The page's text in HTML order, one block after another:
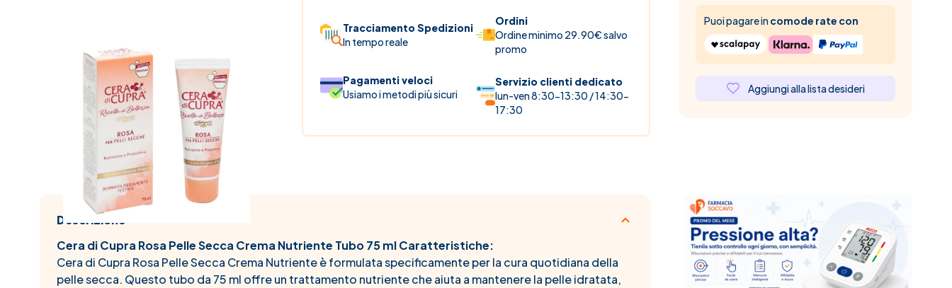
Tracciamento Spedizioni
In tempo reale
Ordini
Ordine minimo 29.90€ salvo
promo
Pagamenti veloci
Usiamo i metodi più sicuri
Servizio clienti dedicato
lun-ven 8:30-13:30 / 14:30-
17:30
Puoi pagare incomode rate con
Aggiungi alla lista desideri
Descrizione
Cera di Cupra Rosa Pelle Secca Crema Nutriente Tubo 75 ml Caratteristiche:
Cera di Cupra Rosa Pelle Secca Crema Nutriente è formulata specificamente per la cura quotidiana della
pelle secca. Questo tubo da 75 ml offre un trattamento nutriente che aiuta a mantenere la pelle idratata,